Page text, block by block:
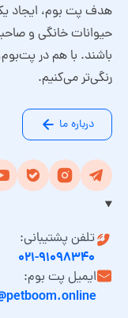
هدف پت بوم، ایجاد
حیوانات خانگی و
باشند. با هم در
رنگی‌تر می‌کنیم.
درباره ما
تلفن پشتیبانی:
۰۲۱-۹۱۰۹۸۳۴۰
ایمیل پت بوم: